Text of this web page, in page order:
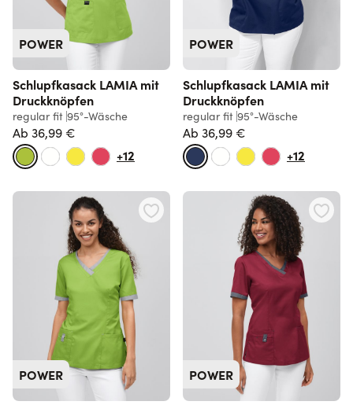
POWER
Schlupfkasack LAMIA mit
Druckknöpfen
regular fit 95°-Wäsche
Ab 36,99 €
+12
POWER
Schlupfkasack LAMIA mit
Druckknöpfen
regular fit 95°-Wäsche
Ab 36,99 €
+12
POWER POWER